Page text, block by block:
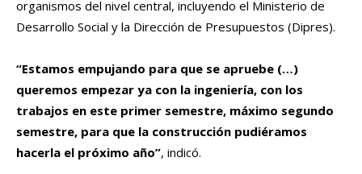
organismos del nivel central, incluyendo el Ministerio de
Desarrollo Social y la Dirección de Presupuestos (Dipres).
“Estamos empujando para que se apruebe (…)
queremos empezar ya con la ingeniería, con los
trabajos en este primer semestre, máximo segundo
semestre, para que la construcción pudiéramos
hacerla el próximo año”, indicó.